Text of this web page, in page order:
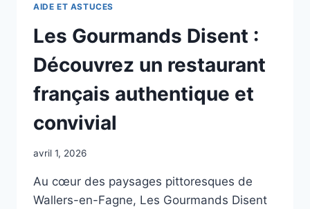
AIDE ET ASTUCES
Les Gourmands Disent :
Découvrez un restaurant
français authentique et
convivial
avril 1, 2026
Au cœur des paysages pittoresques de
Wallers-en-Fagne, Les Gourmands Disent